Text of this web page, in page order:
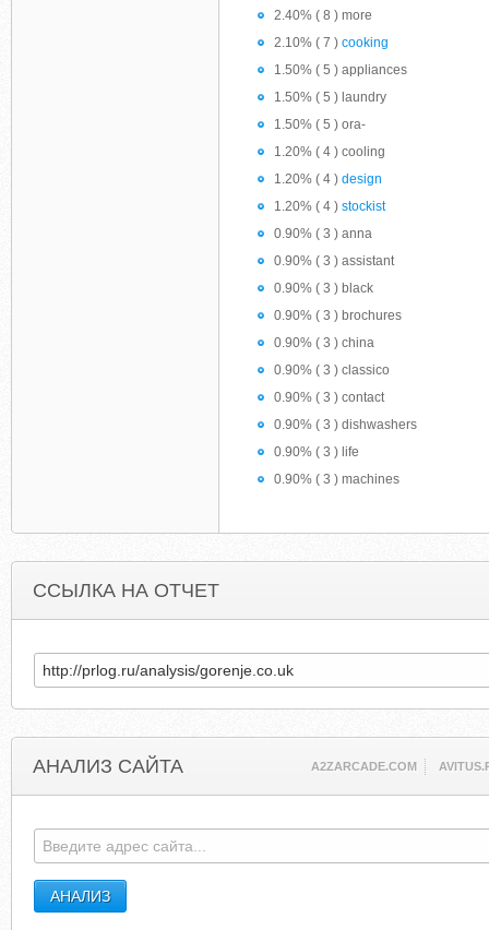
2.40% ( 8 ) more
2.10% ( 7 ) cooking
1.50% ( 5 ) appliances
1.50% ( 5 ) laundry
1.50% ( 5 ) ora-
1.20% ( 4 ) cooling
1.20% ( 4 ) design
1.20% ( 4 ) stockist
0.90% ( 3 ) anna
0.90% ( 3 ) assistant
0.90% ( 3 ) black
0.90% ( 3 ) brochures
0.90% ( 3 ) china
0.90% ( 3 ) classico
0.90% ( 3 ) contact
0.90% ( 3 ) dishwashers
0.90% ( 3 ) life
0.90% ( 3 ) machines
ССЫЛКА НА ОТЧЕТ
АНАЛИЗ САЙТА A2ZARCADE.COM